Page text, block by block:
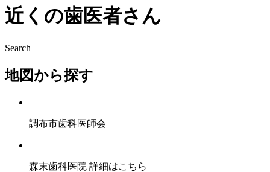
近くの歯医者さん
Search
地図から探す
調布市歯科医師会
森末歯科医院 詳細はこちら